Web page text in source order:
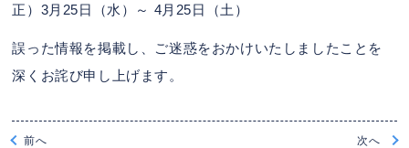
正）3月25日（水）～ 4月25日（土）
誤った情報を掲載し、ご迷惑をおかけいたしましたことを
深くお詫び申し上げます。
前へ 次へ